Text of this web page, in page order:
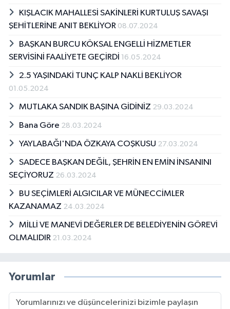
KIŞLACIK MAHALLESİ SAKİNLERİ KURTULUŞ SAVAŞI
ŞEHİTLERİNE ANIT BEKLİYOR 08.07.2024
BAŞKAN BURCU KÖKSAL ENGELLİ HİZMETLER
SERVİSİNİ FAALİYETE GEÇİRDİ 16.05.2024
2.5 YAŞINDAKİ TUNÇ KALP NAKLİ BEKLİYOR
01.05.2024
MUTLAKA SANDIK BAŞINA GİDİNİZ 29.03.2024
Bana Göre 28.03.2024
YAYLABAĞI'NDA ÖZKAYA COŞKUSU 27.03.2024
SADECE BAŞKAN DEĞİL, ŞEHRİN EN EMİN İNSANINI
SEÇİYORUZ 26.03.2024
BU SEÇİMLERİ ALGICILAR VE MÜNECCİMLER
KAZANAMAZ 24.03.2024
MİLLİ VE MANEVİ DEĞERLER DE BELEDİYENİN GÖREVİ
OLMALIDIR 21.03.2024
Yorumlar